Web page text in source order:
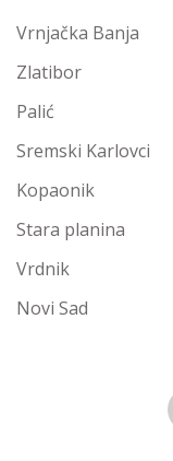
Vrnjačka Banja
Zlatibor
Palić
Sremski Karlovci
Kopaonik
Stara planina
Vrdnik
Novi Sad